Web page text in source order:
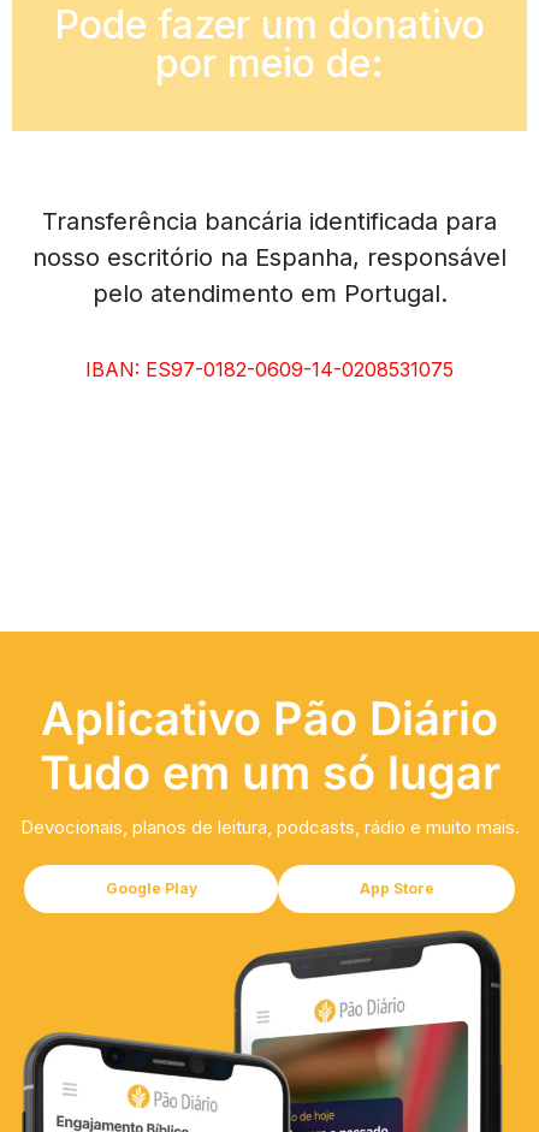
Pode fazer um donativo
por meio de:
Transferência bancária identificada para
nosso escritório na Espanha, responsável
pelo atendimento em Portugal.
IBAN: ES97-0182-0609-14-0208531075
Aplicativo Pão Diário
Tudo em um só lugar
Devocionais, planos de leitura, podcasts, rádio e muito mais.
Google Play App Store